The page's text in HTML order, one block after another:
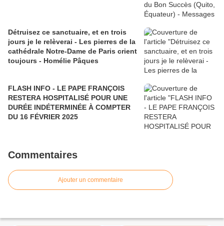
Détruisez ce sanctuaire, et en trois
jours je le relèverai - Les pierres de la
cathédrale Notre-Dame de Paris crient
toujours - Homélie Pâques
FLASH INFO - LE PAPE FRANÇOIS
RESTERA HOSPITALISÉ POUR UNE
DURÉE INDÉTERMINÉE À COMPTER
DU 16 FÉVRIER 2025
Commentaires
Ajouter un commentaire